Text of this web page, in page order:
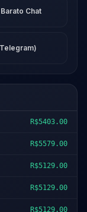
Chat
R$5403.00
R$5579.00
R$5129.00
R$5129.00
R$5129.00